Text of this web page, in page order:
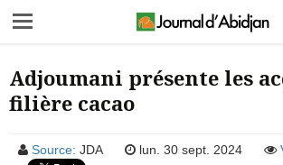
Adjoumani présente les
filière cacao
Source: JDA lun. 30 sept. 2024